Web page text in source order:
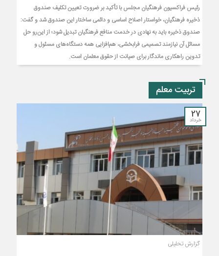
رئیس فراکسیون فرهنگیان مجلس با تأکید بر ضرورت تعیین تکلیف صندوق
ذخیره فرهنگیان، خواستار اصلاح اساسی و دائمی ساختار این صندوق شد و گفت:
صندوق ذخیره باید به نهادی در خدمت منافع فرهنگیان تبدیل شود؛ از این‌رو حل
مسائل آن نیازمند تصمیمی فرابخشی، هم‌افزایی همه دستگاه‌های مسئول و
تدوین راهکاری ماندگار برای صیانت از حقوق معلمان است.
تربیت معلم
27
خرداد
گزارش تحلیلی